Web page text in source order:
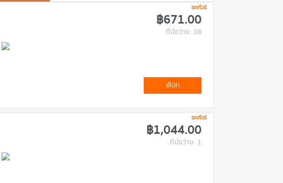
รถทัวร์
฿671.00
ที่นั่งว่าง: 38
เลือก
รถทัวร์
฿1,044.00
ที่นั่งว่าง: 1